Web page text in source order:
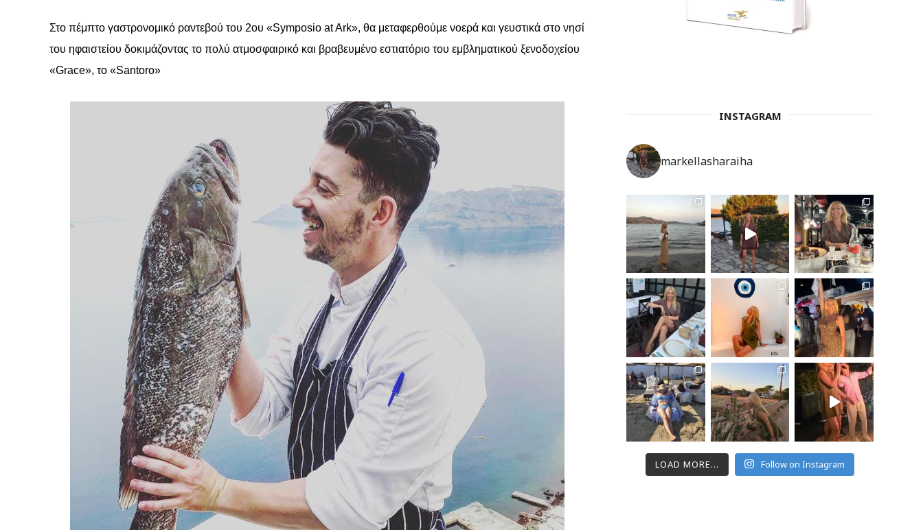
Στο πέμπτο γαστρονομικό ραντεβού του 2ου «Symposio at Ark», θα μεταφερθούμε νοερά και γευστικά στο νησί
του ηφαιστείου δοκιμάζοντας το πολύ ατμοσφαιρικό και βραβευμένο εστιατόριο του εμβληματικού ξενοδοχείου
«Grace», το «Santoro»
INSTAGRAM
markellasharaiha
LOAD MORE... Follow on Instagram